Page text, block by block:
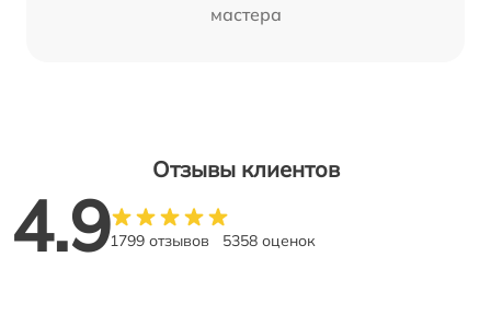
мастера
Отзывы клиентов
4.91799 отзывов 5358 оценок